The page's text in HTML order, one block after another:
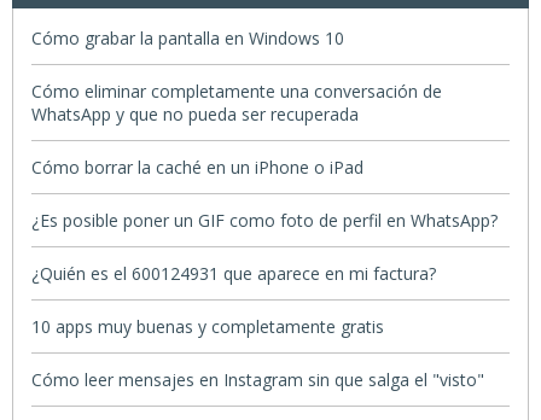
Cómo grabar la pantalla en Windows 10
Cómo eliminar completamente una conversación de
WhatsApp y que no pueda ser recuperada
Cómo borrar la caché en un iPhone o iPad
¿Es posible poner un GIF como foto de perfil en WhatsApp?
¿Quién es el 600124931 que aparece en mi factura?
10 apps muy buenas y completamente gratis
Cómo leer mensajes en Instagram sin que salga el "visto"